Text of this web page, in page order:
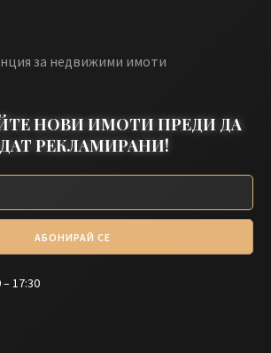
за недвижими имоти
НОВИ ИМОТИ ПРЕДИ ДА
РЕКЛАМИРАНИ!
АБОНИРАЙ СЕ
17:30